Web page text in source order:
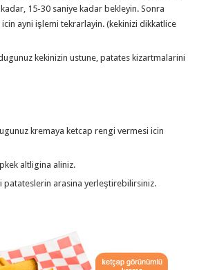
15-30 saniye kadar bekleyin. Sonra
ayni işlemi tekrarlayin. (kekinizi dikkatlice
kekinizin ustune, patates kizartmalarini
kremaya ketcap rengi vermesi icin
altligina aliniz.
arasina yerleştirebilirsiniz.